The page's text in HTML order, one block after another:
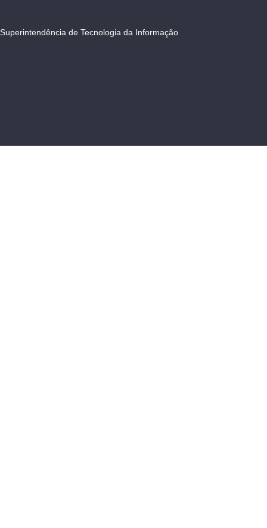
Superintendência de Tecnologia da Informação